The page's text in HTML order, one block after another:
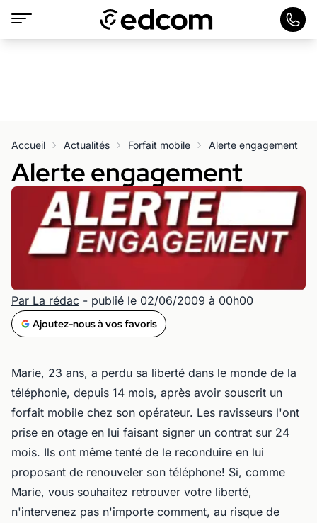
Accueil Actualités Forfait mobile Alerte engagement
Alerte engagement
Par La rédac - publié le 02/06/2009 à 00h00
Ajoutez-nous à vos favoris
Marie, 23 ans, a perdu sa liberté dans le monde de la
téléphonie, depuis 14 mois, après avoir souscrit un
forfait mobile chez son opérateur. Les ravisseurs l'ont
prise en otage en lui faisant signer un contrat sur 24
mois. Ils ont même tenté de le reconduire en lui
proposant de renouveler son téléphone! Si, comme
Marie, vous souhaitez retrouver votre liberté,
n'intervenez pas n'importe comment, au risque de